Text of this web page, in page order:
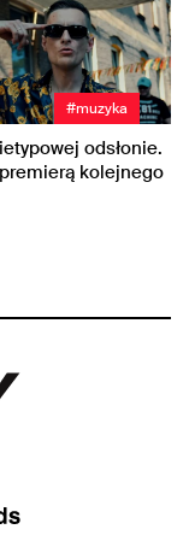
#muzyka
odsłonie.
kolejnego